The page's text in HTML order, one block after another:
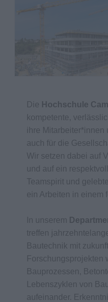
Die Hochschule
kompetente,
ihre
auch für die
Wir setzen dabei auf
und auf ein
Teamspirit und
ein Arbeiten in einem
In unserem
treffen
Bautechnik mit
Forschungsprojekten
Bauprozessen,
Lebenszyklen von
aufeinander.